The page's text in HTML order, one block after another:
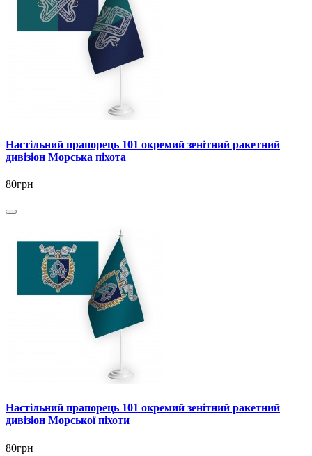
Настільний прапорець 101 окремий зенітний ракетний
дивізіон Морська піхота
80грн
Настільний прапорець 101 окремий зенітний ракетний
дивізіон Морської піхоти
80грн